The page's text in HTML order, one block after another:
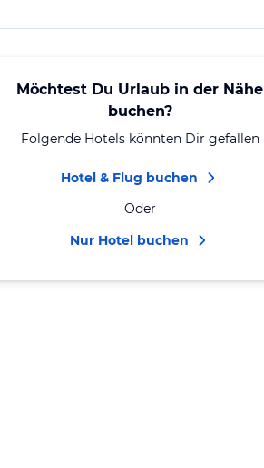
Möchtest Du Urlaub in der Nähe
buchen?
Folgende Hotels könnten Dir gefallen
Hotel & Flug buchen
Oder
Nur Hotel buchen